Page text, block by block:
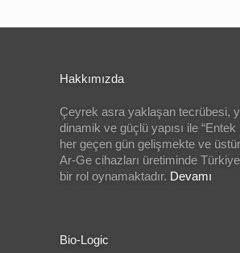
Hakkımızda
Çeyrek asra yaklaşan tecrübesi,
dinamik ve güçlü yapısı ile “Entek
her geçen gün gelişmekte ve
Ar-Ge cihazları üretiminde
bir rol oynamaktadır. Devamı
Bio-Logic